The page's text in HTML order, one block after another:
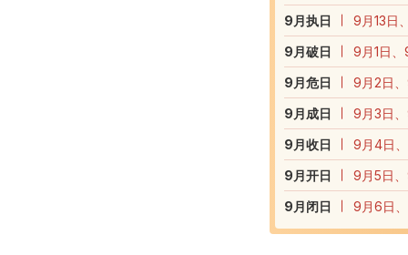
9 月执日
9月13日
9 月破日
9月1日
9 月危日
9月2日
9 月成日
9月3日
9 月收日
9月4日
9 月开日
9月5日
9 月闭日 9月6日